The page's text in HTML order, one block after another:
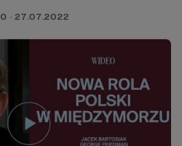
0 · 27.07.2022